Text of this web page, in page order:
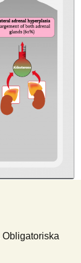
Obligatoriska